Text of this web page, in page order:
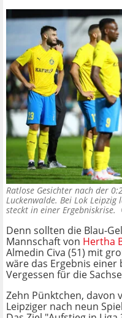
Ratlose Gesichter nach der
Luckenwalde. Bei Lok
steckt in einer Ergebniskrise.
Denn sollten die Blau-
Mannschaft von Hertha
Almedin Civa (51) mit
wäre das Ergebnis einer
Vergessen für die
Zehn Pünktchen, davon
Leipziger nach neun